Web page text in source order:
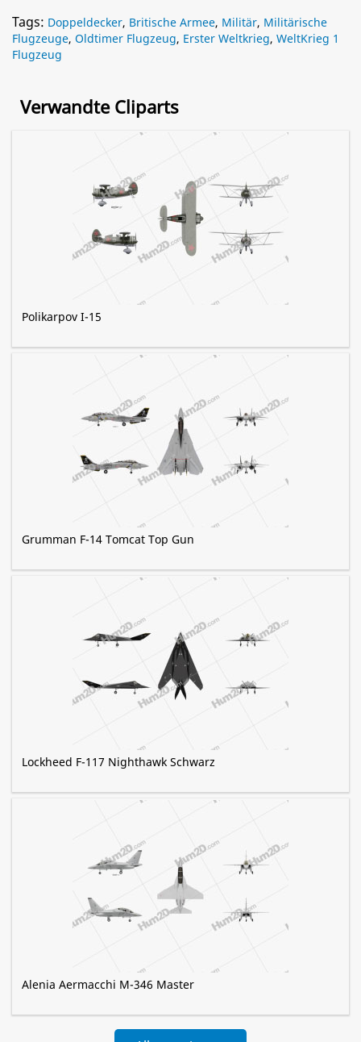
Tags: Doppeldecker, Britische Armee, Militär, Militärische
Flugzeuge, Oldtimer Flugzeug, Erster Weltkrieg, WeltKrieg 1
Flugzeug
Verwandte Cliparts
Polikarpov I-15
Grumman F-14 Tomcat Top Gun
Lockheed F-117 Nighthawk Schwarz
Alenia Aermacchi M-346 Master